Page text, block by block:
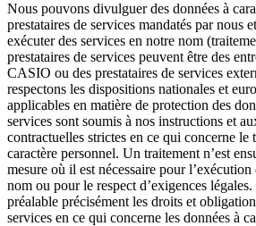
Nous pouvons divulguer des données à
prestataires de services mandatés par nous
exécuter des services en notre nom
prestataires de services peuvent être des
CASIO ou des prestataires de services
respectons les dispositions nationales et
applicables en matière de protection des
services sont soumis à nos instructions et
contractuelles strictes en ce qui concerne le
caractère personnel. Un traitement n’est
mesure où il est nécessaire pour
nom ou pour le respect d’exigences
préalable précisément les droits et
services en ce qui concerne les données à